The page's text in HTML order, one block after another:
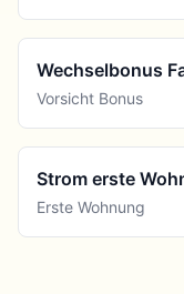
Wechselbonus
Vorsicht Bonus
Strom erste
Erste Wohnung